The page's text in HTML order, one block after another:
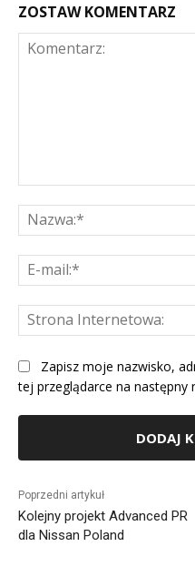
ZOSTAW KOMENTARZ
Zapisz moje nazwisko,
tej przeglądarce na następny
Poprzedni artykuł
Kolejny projekt Advanced PR
dla Nissan Poland